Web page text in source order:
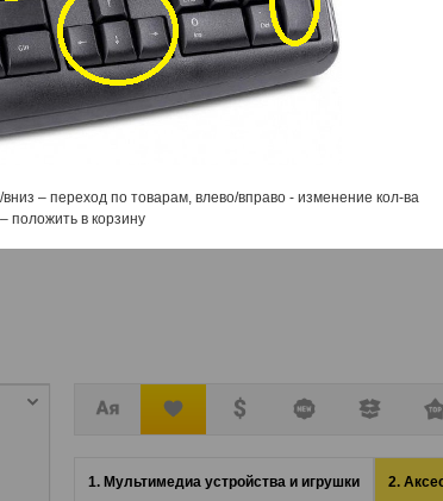
FM
Модуляторы
Автомагнитолы
1. Мультимедиа устройства и игрушки 2.
вниз – переход по товарам, влево/вправо - изменение кол-ва
положить в корзину